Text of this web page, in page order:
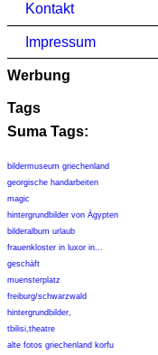
Kontakt
Impressum
Werbung
Tags
Suma Tags:
bildermuseum griechenland
georgische handarbeiten
magic
hintergrundbilder von Ägypten
bilderalbum urlaub
frauenkloster in luxor in...
geschäft
muensterplatz
freiburg/schwarzwald
hintergrundbilder,
tbilisi,theatre
alte fotos griechenland korfu